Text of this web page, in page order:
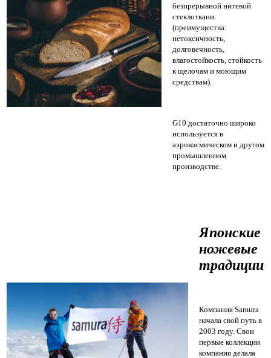
безпрерывной нитевой
стеклоткани.
(преимущества:
нетоксичность,
долговечность,
влагостойкость, стойкость
к щелочам и моющим
средствам).
G10 достаточно широко
используется в
аэрокосмическом и другом
промышленном
производстве.
Японские
ножевые
традиции
Компания Samura
начала свой путь в
2003 году. Свои
первые коллекции
компания делала